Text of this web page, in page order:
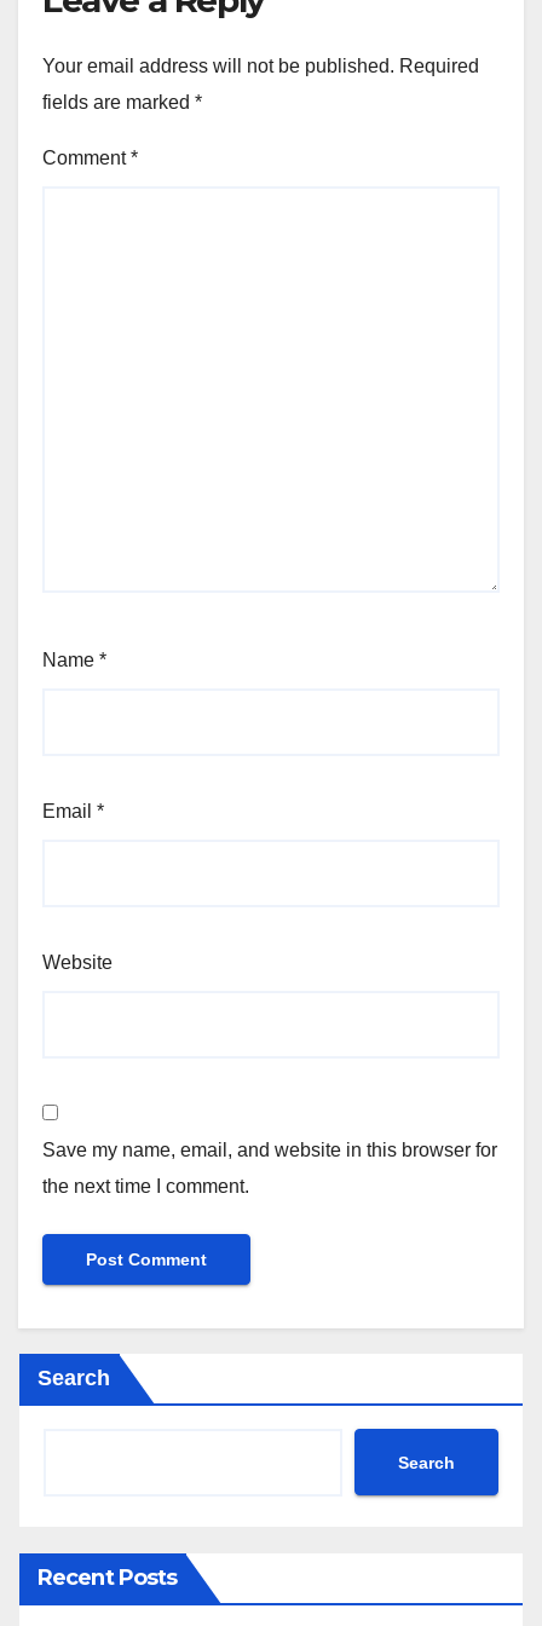
Your email address will not be published. Required
fields are marked *
Comment*
Name *
Email *
Website
Save my name, email, and website in this browser for
the next time I comment.
Search
Search
Recent Posts